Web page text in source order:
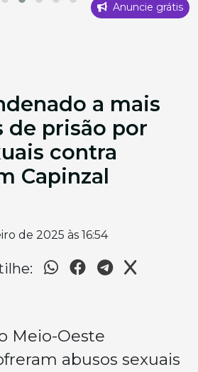
Anuncie grátis
a mais
de prisão por
contra
Capinzal
de 2025 às 16:54
Meio-Oeste
abusos sexuais